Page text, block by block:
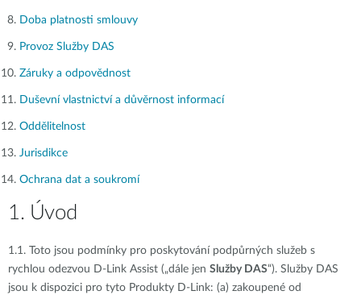
Doba platnosti smlouvy
Provoz Služby DAS
Záruky a odpovědnost
Duševní vlastnictví a důvěrnost informací
Oddělitelnost
Jurisdikce
Ochrana dat a soukromí
1. Úvod
1.1.
Toto jsou podmínky pro poskytování podpůrných služeb s
rychlou odezvou D-Link Assist („dále jen Služby DAS“). Služby DAS
jsou k dispozici pro tyto Produkty D-Link: (a) zakoupené od